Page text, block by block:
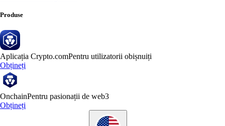
Produse
Aplicația Crypto.comPentru utilizatorii obișnuiți
Obțineți
OnchainPentru pasionații de web3
Obțineți